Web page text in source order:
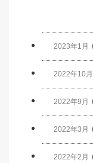
2023年1月
2022年10月
2022年9月
2022年3月
2022年2月